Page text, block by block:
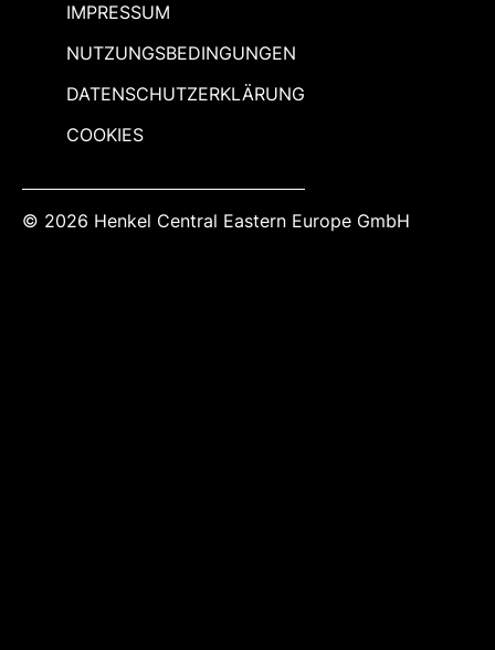
IMPRESSUM
NUTZUNGSBEDINGUNGEN
DATENSCHUTZERKLÄRUNG
COOKIES
© 2026 Henkel Central Eastern Europe GmbH